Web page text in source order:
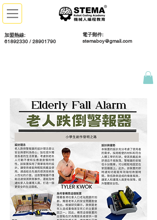
加盟熱線:
61892330 / 28901790
電子郵件:
stemaboy@gmail.com